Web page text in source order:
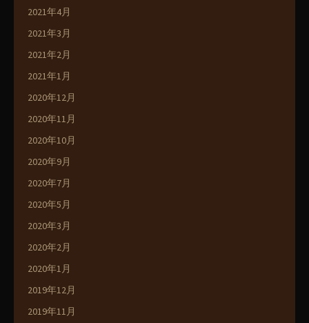
2021年4月
2021年3月
2021年2月
2021年1月
2020年12月
2020年11月
2020年10月
2020年9月
2020年7月
2020年5月
2020年3月
2020年2月
2020年1月
2019年12月
2019年11月